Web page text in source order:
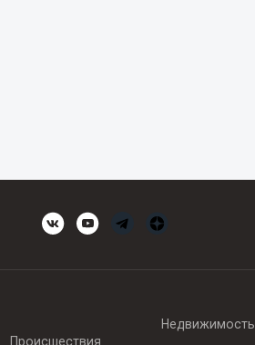
Происшествия
Недвижимость